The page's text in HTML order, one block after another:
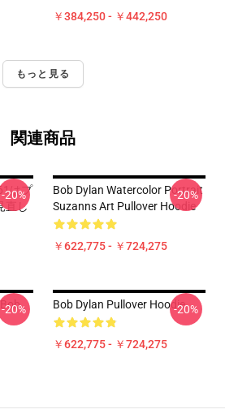
￥384,250 - ￥442,250
もっと見る
関連商品
はプ
直し
-20%
Bob Dylan Watercolor Portrait
Suzanns Art Pullover Hoodie
￥622,775 - ￥724,275
-20%
-20% Bob Dylan Pullover Hoodie
￥622,775 - ￥724,275
-20%